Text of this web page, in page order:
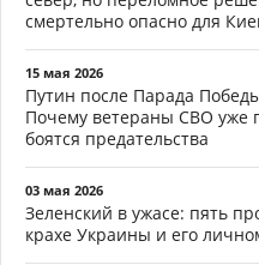
смертельно опасно для
15 мая 2026
Путин после Парада
Почему ветераны СВО уже
боятся предательства
03 мая 2026
Зеленский в ужасе: пять
крахе Украины и его